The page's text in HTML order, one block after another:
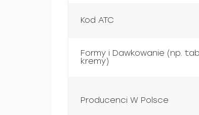
Kod ATC
Formy i Dawkowanie (np.
kremy)
Producenci W Polsce